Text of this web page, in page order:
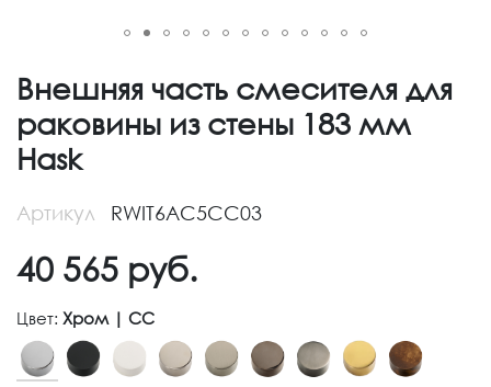
Внешняя часть смесителя для
раковины из стены 183 мм
Hask
Артикул RWIT6AC5CC03
40 565 руб.
Цвет: Хром | CC